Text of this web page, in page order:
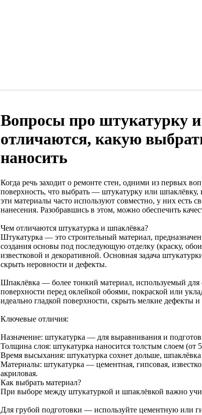
Вопросы про штукатурку
отличаются, какую
наносить
Когда речь заходит о ремонте стен, одними из первых
поверхность, что выбрать — штукатурку или
эти материалы часто используют совместно, у них есть
нанесения. Разобравшись в этом, можно обеспечить
Чем отличаются штукатурка и шпаклёвка?
Штукатурка — это строительный материал,
создания основы под последующую отделку (краску,
известковой и декоративной. Основная задача
скрыть неровности и дефекты.
Шпаклёвка — более тонкий материал, используемый
поверхности перед оклейкой обоями, покраской или
идеально гладкой поверхности, скрыть мелкие дефекты
Ключевые отличия:
Назначение: штукатурка — для выравнивания и
Толщина слоя: штукатурка наносится толстым слоем
Время высыхания: штукатурка сохнет дольше,
Материалы: штукатурка — цементная, гипсовая,
акриловая.
Как выбрать материал?
При выборе между штукатуркой и шпаклёвкой важно
Для грубой подготовки — используйте цементную или